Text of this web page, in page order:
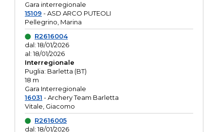
Gara interregionale
15109 - ASD ARCO PUTEOLI
Pellegrino, Marina
R2616004
dal: 18/01/2026
al: 18/01/2026
Interregionale
Puglia: Barletta (BT)
18 m
Gara Interregionale
16031 - Archery Team Barletta
Vitale, Giacomo
R2616005
dal: 18/01/2026